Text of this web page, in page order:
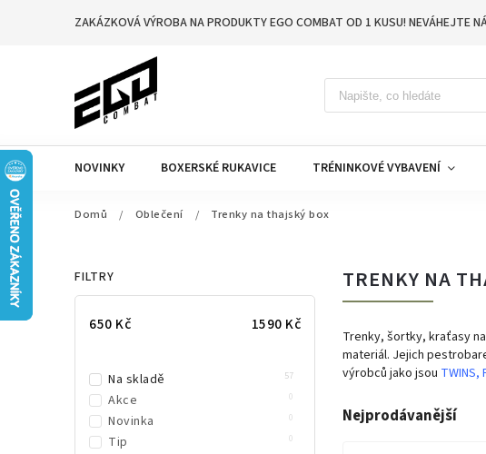
ZAKÁZKOVÁ VÝROBA NA PRODUKTY EGO COMBAT OD 1 KUSU! NEVÁHEJTE
NOVINKY BOXERSKÉ RUKAVICE TRÉNINKOVÉ VYBAVENÍ
Domů / Oblečení / Trenky na thajský box
FILTRY
650 Kč 1590 Kč
Na skladě 57
Akce 0
Novinka 0
Tip 0
TRENKY NA
Trenky, šortky, kraťasy
materiál. Jejich
výrobců jako jsou TWINS,
Nejprodávanější